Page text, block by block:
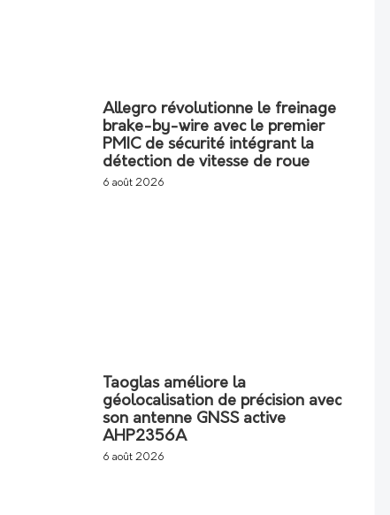
Allegro révolutionne le freinage
brake-by-wire avec le premier
PMIC de sécurité intégrant la
détection de vitesse de roue
6 août 2026
Taoglas améliore la
géolocalisation de précision avec
son antenne GNSS active
AHP2356A
6 août 2026